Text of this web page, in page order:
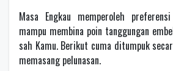
Masa Engkau memperoleh
mampu membina poin tanggungan
sah Kamu. Berikut cuma ditumpuk
memasang pelunasan.